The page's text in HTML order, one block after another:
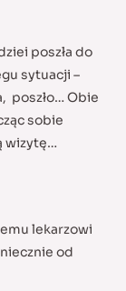
poszła do
sytuacji –
poszło… Obie
sobie
wizytę…
lekarzowi
od